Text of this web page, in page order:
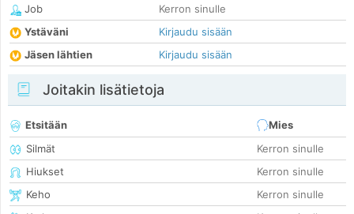
Job
Kerron sinulle
Ystäväni
Kirjaudu sisään
Jäsen lähtien
Kirjaudu sisään
Joitakin lisätietoja
Etsitään
Mies
Silmät
Kerron sinulle
Hiukset
Kerron sinulle
Keho
Kerron sinulle